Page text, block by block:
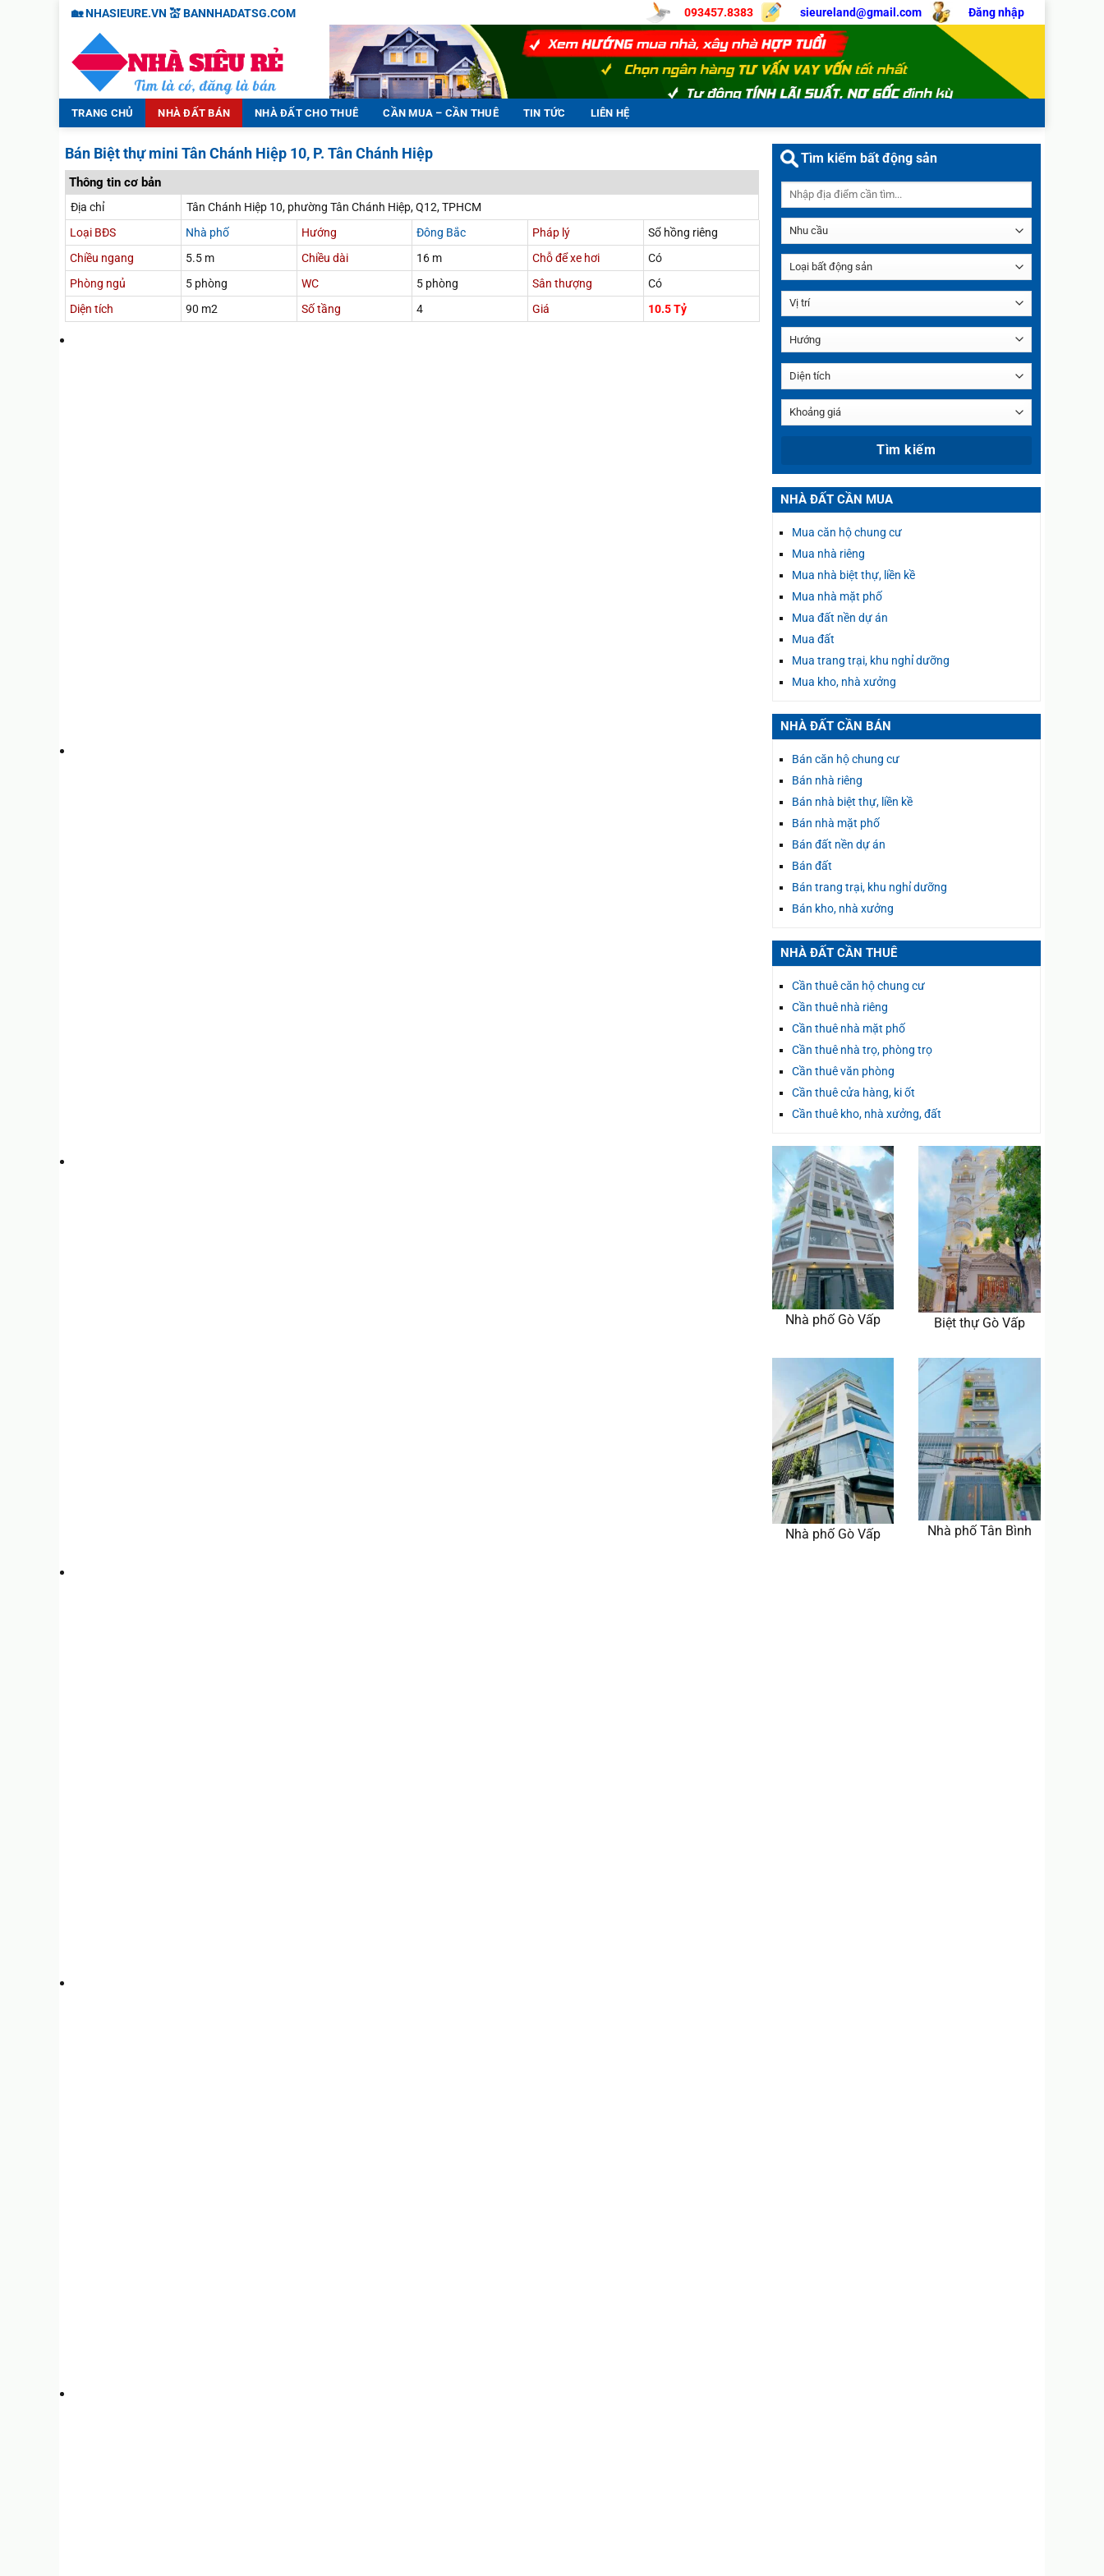
Chuyển
dung
🏡 NHASIEURE.VN 💒 BANNHADATSG.COM 093457.8383 sieureland@gmail.com Đăng nhập
TRANG CHỦ NHÀ ĐẤT BÁN NHÀ ĐẤT CHO THUÊ CẦN MUA – CẦN THUÊ TIN TỨC LIÊN HỆ
Bán Biệt thự mini Tân Chánh Hiệp 10, P. Tân Chánh Hiệp
Thông tin cơ bản
Địa chỉ
Tân Chánh Hiệp 10, phường Tân Chánh Hiệp, Q12, TPHCM
Loại BĐS
Nhà phố Hướng Đông Bắc Pháp lý
Sổ hồng riêng
Chiều ngang
5.5 m Chiều dài 16 m Chỗ để xe hơi
Có
Phòng ngủ
5 phòng WC 5 phòng Sân thượng
Có
Diện tích
90 m2 Số tầng 4 Giá 10.5 Tỷ
Tìm kiếm bất động sản
NHÀ ĐẤT CẦN MUA
Mua căn hộ chung cư
Mua nhà riêng
Mua nhà biệt thự, liền kề
Mua nhà mặt phố
Mua đất nền dự án
Mua đất
Mua trang trại, khu nghỉ dưỡng
Mua kho, nhà xưởng
NHÀ ĐẤT CẦN BÁN
Bán căn hộ chung cư
Bán nhà riêng
Bán nhà biệt thự, liền kề
Bán nhà mặt phố
Bán đất nền dự án
Bán đất
Bán trang trại, khu nghỉ dưỡng
Bán kho, nhà xưởng
NHÀ ĐẤT CẦN THUÊ
Cần thuê căn hộ chung cư
Cần thuê nhà riêng
Cần thuê nhà mặt phố
Cần thuê nhà trọ, phòng trọ
Cần thuê văn phòng
Cần thuê cửa hàng, ki ốt
Cần thuê kho, nhà xưởng, đất
Nhà phố Gò Vấp Biệt thự Gò Vấp
Nhà phố Gò Vấp Nhà phố Tân Bình